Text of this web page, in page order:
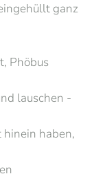
ganz
Phöbus
lauschen -
haben,